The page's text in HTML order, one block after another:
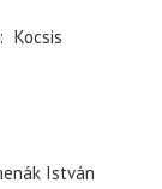
Kocsis
István